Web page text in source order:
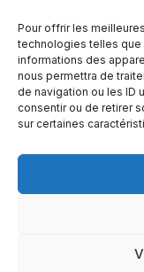
Pour offrir les
technologies telles que
informations des
nous permettra de
de navigation ou les ID
consentir ou de retirer
sur certaines
© Copyright 2026 –
Ce site internet a été